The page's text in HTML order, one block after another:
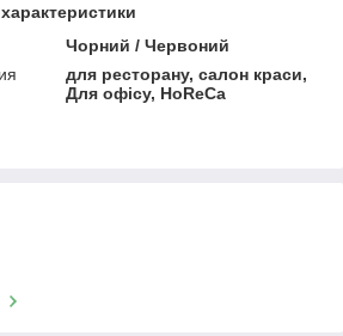
Чорний / Червоний
для ресторану, салон краси,
Для офісу, HoReCa